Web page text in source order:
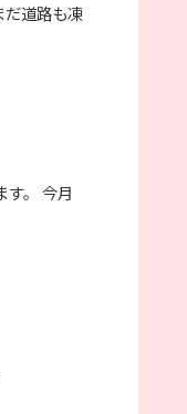
だ道路も凍
。 今月